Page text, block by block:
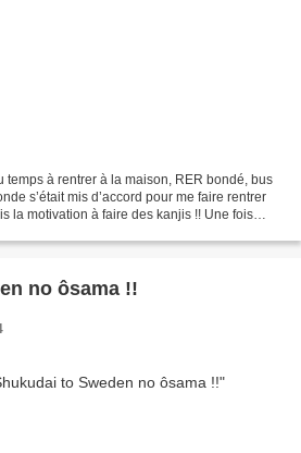
temps à rentrer à la maison, RER bondé, bus
s’était mis d’accord pour me faire rentrer
la motivation à faire des kanjis !! Une fois
no ôsama !!